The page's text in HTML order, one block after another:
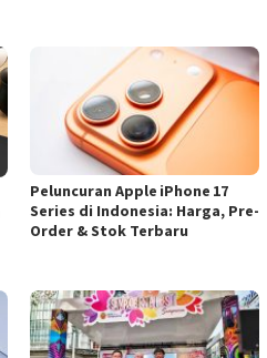
Peluncuran Apple iPhone 17
Series di Indonesia: Harga, Pre-
Order & Stok Terbaru